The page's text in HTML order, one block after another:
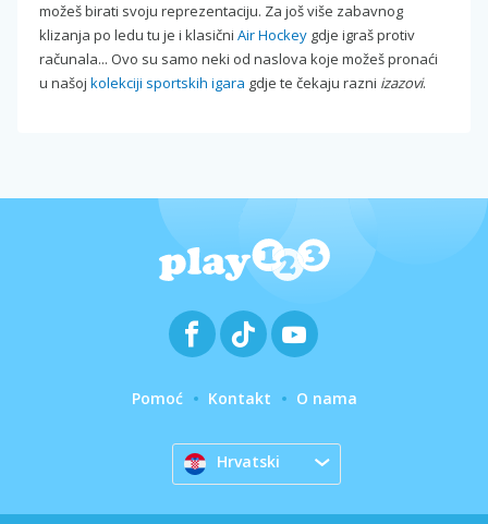
možeš birati svoju reprezentaciju. Za još više zabavnog
klizanja po ledu tu je i klasični Air Hockey gdje igraš protiv
računala... Ovo su samo neki od naslova koje možeš pronaći
u našoj kolekciji sportskih igara gdje te čekaju razni izazovi.
Pomoć Kontakt O nama
Hrvatski